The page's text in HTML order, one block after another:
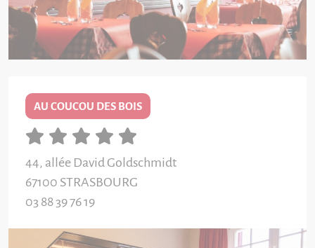
AU COUCOU DES BOIS
44, allée David Goldschmidt
67100 STRASBOURG
03 88 39 76 19